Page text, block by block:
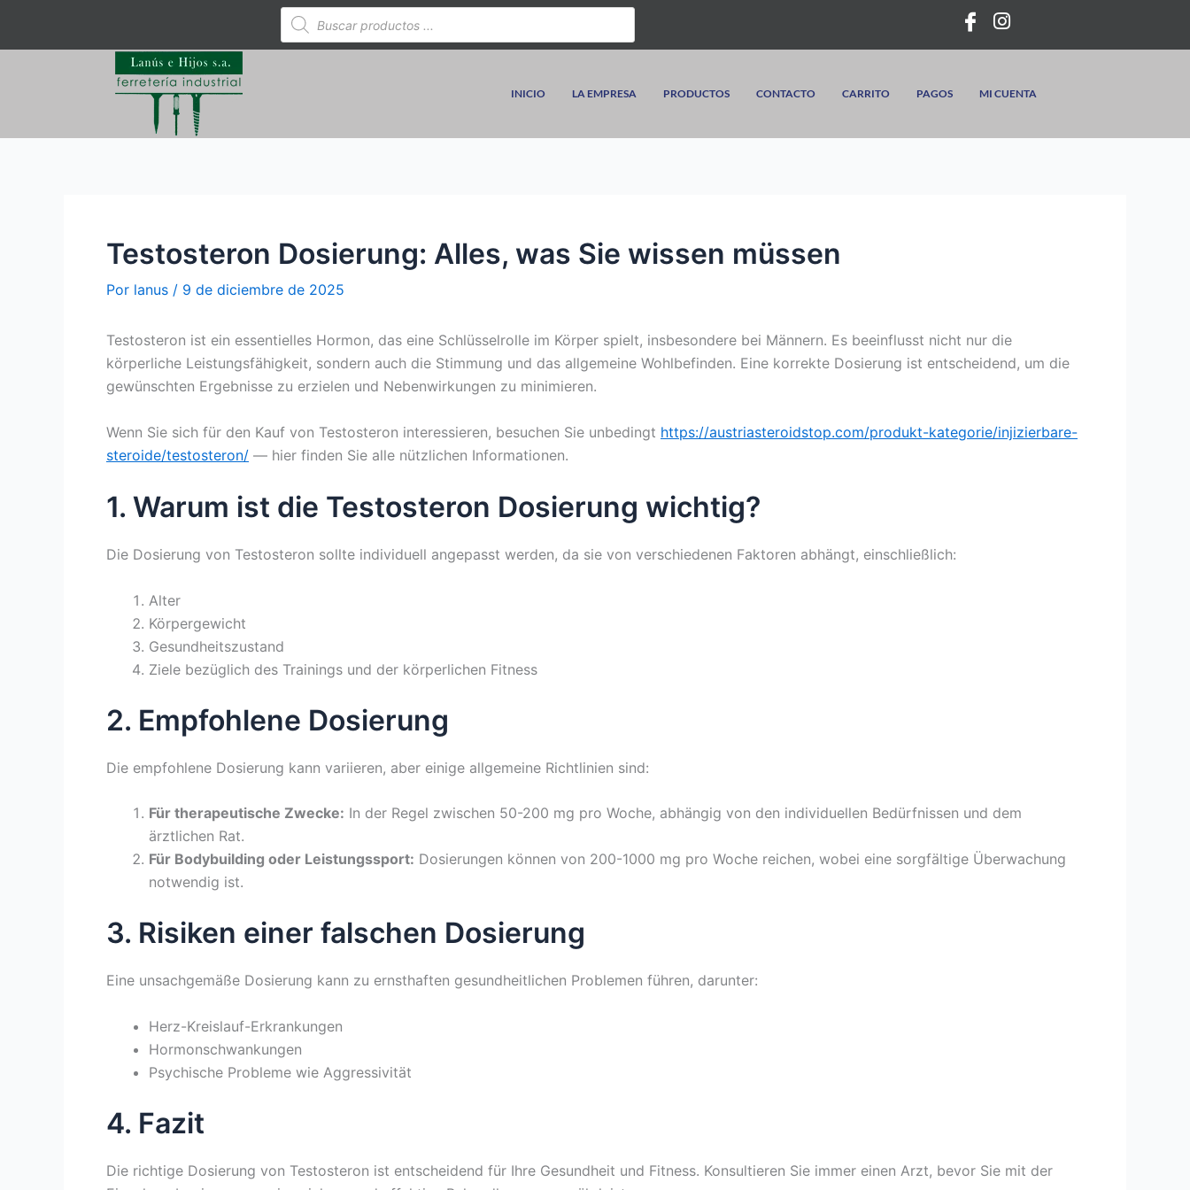
Búsqueda
de
productos
INICIO LA EMPRESA PRODUCTOS CONTACTO CARRITO PAGOS MI CUENTA
Testosteron Dosierung: Alles, was Sie wissen müssen
Por lanus / 9 de diciembre de 2025
Testosteron ist ein essentielles Hormon, das eine Schlüsselrolle im Körper spielt, insbesondere bei Männern. Es beeinflusst nicht nur die
körperliche Leistungsfähigkeit, sondern auch die Stimmung und das allgemeine Wohlbefinden. Eine korrekte Dosierung ist entscheidend, um die
gewünschten Ergebnisse zu erzielen und Nebenwirkungen zu minimieren.
Wenn Sie sich für den Kauf von Testosteron interessieren, besuchen Sie unbedingt https://austriasteroidstop.com/produkt-kategorie/injizierbare-
steroide/testosteron/ — hier finden Sie alle nützlichen Informationen.
1. Warum ist die Testosteron Dosierung wichtig?
Die Dosierung von Testosteron sollte individuell angepasst werden, da sie von verschiedenen Faktoren abhängt, einschließlich:
Alter
Körpergewicht
Gesundheitszustand
Ziele bezüglich des Trainings und der körperlichen Fitness
2. Empfohlene Dosierung
Die empfohlene Dosierung kann variieren, aber einige allgemeine Richtlinien sind:
Für therapeutische Zwecke: In der Regel zwischen 50-200 mg pro Woche, abhängig von den individuellen Bedürfnissen und dem
ärztlichen Rat.
Für Bodybuilding oder Leistungssport: Dosierungen können von 200-1000 mg pro Woche reichen, wobei eine sorgfältige Überwachung
notwendig ist.
3. Risiken einer falschen Dosierung
Eine unsachgemäße Dosierung kann zu ernsthaften gesundheitlichen Problemen führen, darunter:
Herz-Kreislauf-Erkrankungen
Hormonschwankungen
Psychische Probleme wie Aggressivität
4. Fazit
Die richtige Dosierung von Testosteron ist entscheidend für Ihre Gesundheit und Fitness. Konsultieren Sie immer einen Arzt, bevor Sie mit der